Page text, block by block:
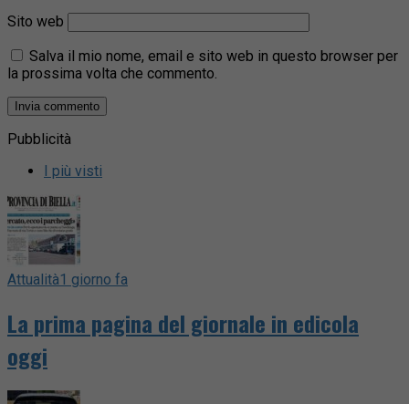
Sito web
Salva il mio nome, email e sito web in questo browser per
la prossima volta che commento.
Pubblicità
I più visti
Attualità1 giorno fa
La prima pagina del giornale in edicola
oggi